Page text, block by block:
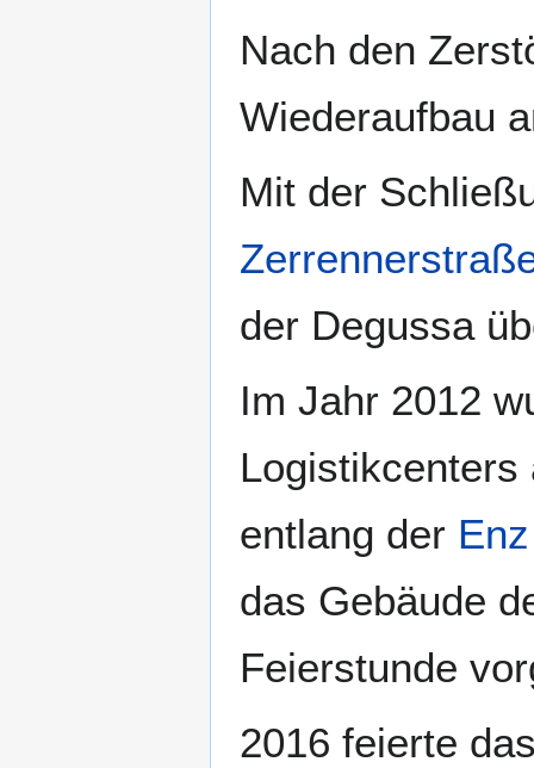
Nach den
Wiederaufbau
Mit der
der Degussa
Im Jahr 2012
entlang der Enz
das Gebäude
Feierstunde
2016 feierte